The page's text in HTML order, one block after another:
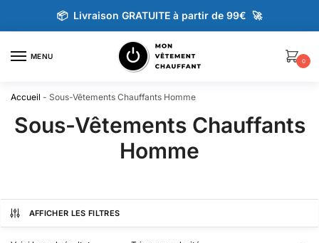
📦 Livraison GRATUITE à partir de 99€ 🚀
MENU
0
Accueil - Sous-Vêtements Chauffants Homme
Sous-Vêtements Chauffants
Homme
AFFICHER LES FILTRES